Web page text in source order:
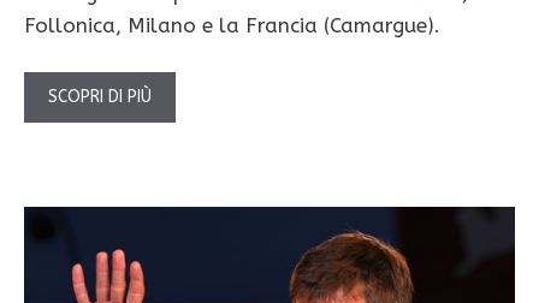
Follonica, Milano e la Francia (Camargue).
SCOPRI DI PIÙ